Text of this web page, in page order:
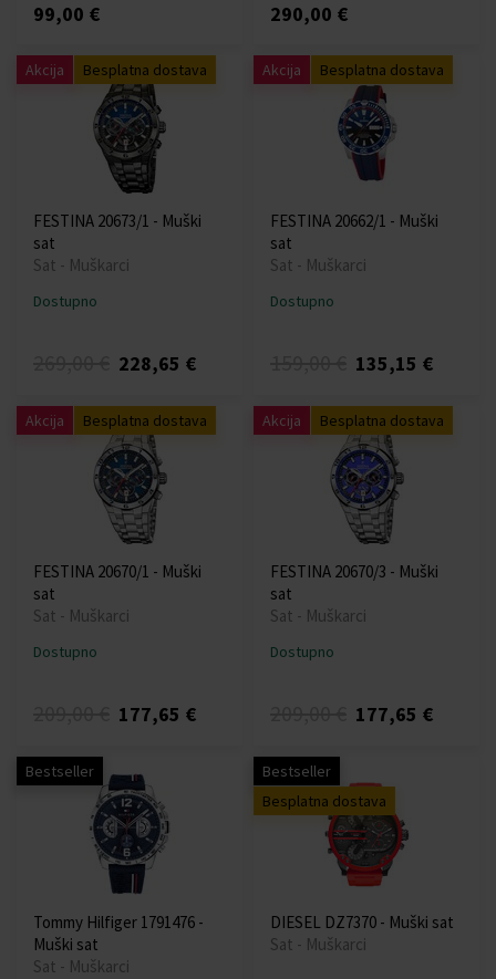
99,00 € 290,00 €
Akcija Besplatna dostava
FESTINA 20673/1 - Muški
sat
Sat - Muškarci
Dostupno
228,65 €
Akcija Besplatna dostava
FESTINA 20662/1 - Muški
sat
Sat - Muškarci
Dostupno
135,15 €
Akcija Besplatna dostava
FESTINA 20670/1 - Muški
sat
Sat - Muškarci
Dostupno
177,65 €
Akcija Besplatna dostava
FESTINA 20670/3 - Muški
sat
Sat - Muškarci
Dostupno
177,65 €
Bestseller
Tommy Hilfiger 1791476 -
Muški sat
Sat - Muškarci
Bestseller
Besplatna dostava
DIESEL DZ7370 - Muški sat
Sat - Muškarci